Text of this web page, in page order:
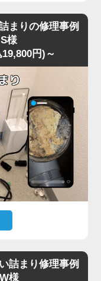
度に流さず、紙や
かず流してしまっ
くなったというご
上は見えないもの
しっかりと引っ掛
く典型的な異物詰
く見られ、特に節
ゃ・キャップ・固
は動かせません。
手前からの作業で
一度取り外す脱着
認すると、小さな
で完全に引っかか
も清掃したうえで
問題なくスムーズ
まりの修理事例
様
円)～
には流れてもすぐ
詰まり修理事例
様